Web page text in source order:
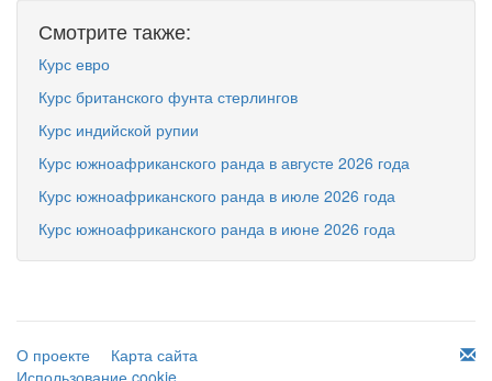
Смотрите также:
Курс евро
Курс британского фунта стерлингов
Курс индийской рупии
Курс южноафриканского ранда в августе 2026 года
Курс южноафриканского ранда в июле 2026 года
Курс южноафриканского ранда в июне 2026 года
О проекте
Карта сайта
Использование cookie